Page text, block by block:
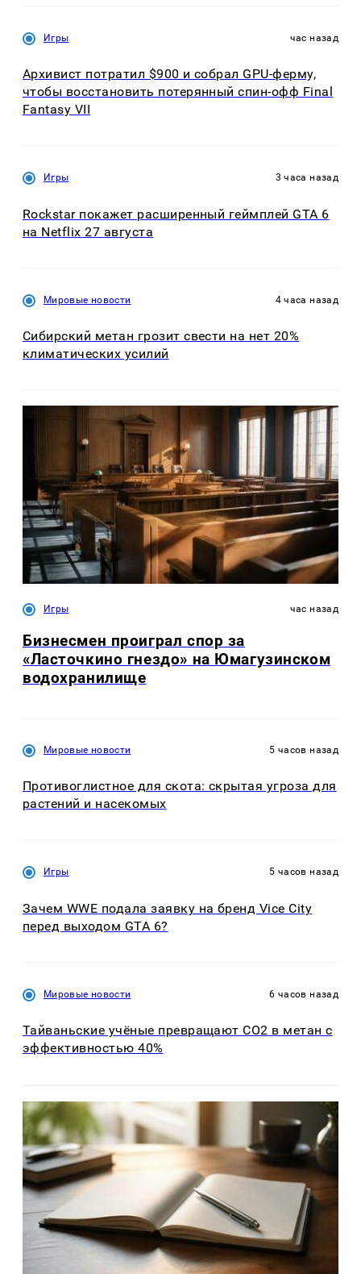
Игры час назад
Архивист потратил $900 и собрал GPU-ферму,
чтобы восстановить потерянный спин-офф Final
Fantasy VII
Игры 3 часа назад
Rockstar покажет расширенный геймплей GTA 6
на Netflix 27 августа
Мировые новости 4 часа назад
Сибирский метан грозит свести на нет 20%
климатических усилий
Игры час назад
Бизнесмен проиграл спор за
«Ласточкино гнездо» на Юмагузинском
водохранилище
Мировые новости 5 часов назад
Противоглистное для скота: скрытая угроза для
растений и насекомых
Игры 5 часов назад
Зачем WWE подала заявку на бренд Vice City
перед выходом GTA 6?
Мировые новости 6 часов назад
Тайваньские учёные превращают CO2 в метан с
эффективностью 40%